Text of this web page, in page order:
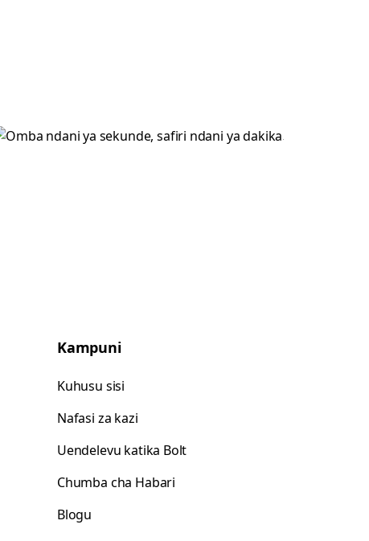
Kampuni
Kuhusu sisi
Nafasi za kazi
Uendelevu katika Bolt
Chumba cha Habari
Blogu